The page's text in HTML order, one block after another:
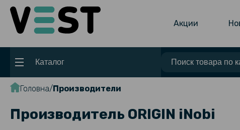
Акции
Каталог
Головна Производители
Производитель ORIGIN iNobi